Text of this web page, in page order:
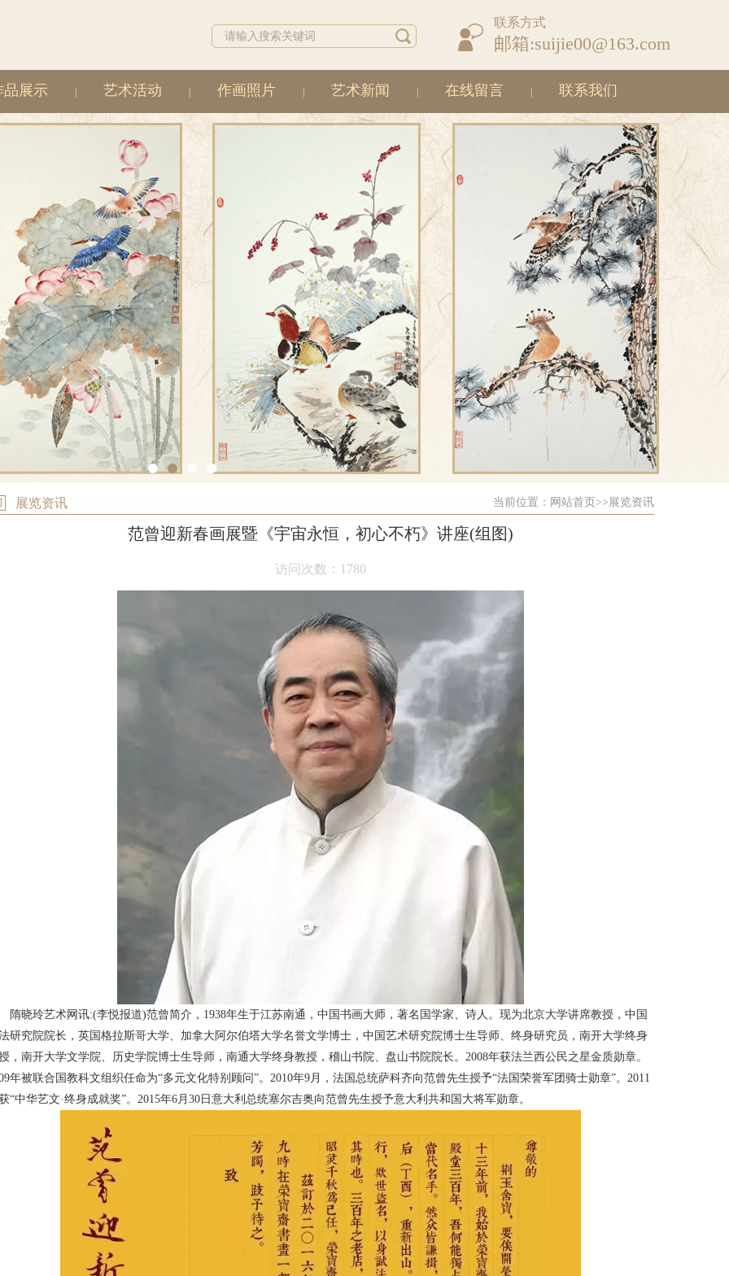
联系方式
邮箱:suijie00@163.com
品展示 艺术活动 作画照片 艺术新闻 在线留言 联系我们
展览资讯
当前位置： 网站首页 >>展览资讯
范曾迎新春画展暨《宇宙永恒，初心不朽》讲座(组图)
访问次数：1780
隋晓玲艺术网讯:(李悦报道)范曾简介，1938年生于江苏南通，中国书画大师，著名国学家、诗人。现为北京大学讲席教授，中国
研究院院长，英国格拉斯哥大学、加拿大阿尔伯塔大学名誉文学博士，中国艺术研究院博士生导师、终身研究员，南开大学终身
，南开大学文学院、历史学院博士生导师，南通大学终身教授，稽山书院、盘山书院院长。2008年获法兰西公民之星金质勋章。
年被联合国教科文组织任命为“多元文化特别顾问”。2010年9月，法国总统萨科齐向范曾先生授予“法国荣誉军团骑士勋章”。2011
“中华艺文·终身成就奖”。2015年6月30日意大利总统塞尔吉奥向范曾先生授予意大利共和国大将军勋章。